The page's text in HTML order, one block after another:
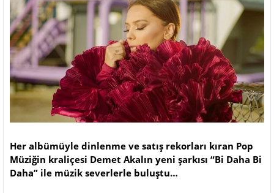
Her albümüyle dinlenme ve satış rekorları kıran Pop
Müziğin kraliçesi Demet Akalın yeni şarkısı “Bi Daha Bi
Daha” ile müzik severlerle buluştu…